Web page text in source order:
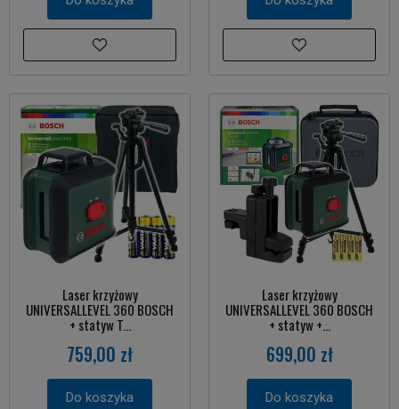
Laser krzyżowy
UNIVERSALLEVEL 360 BOSCH
+ statyw T...
759,00 zł
Do koszyka
Laser krzyżowy
UNIVERSALLEVEL 360 BOSCH
+ statyw +...
699,00 zł
Do koszyka